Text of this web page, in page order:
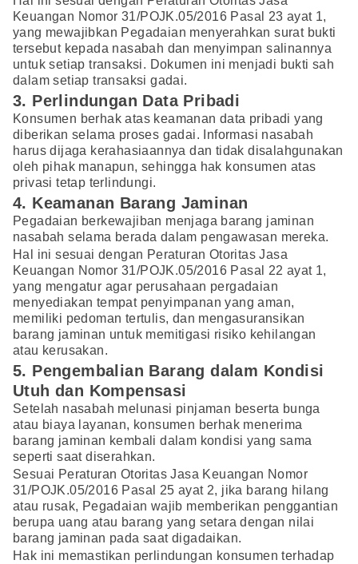
Keuangan Nomor 31/POJK.05/2016 Pasal 23 ayat 1,
yang mewajibkan Pegadaian menyerahkan surat bukti
tersebut kepada nasabah dan menyimpan salinannya
untuk setiap transaksi. Dokumen ini menjadi bukti sah
dalam setiap transaksi gadai.
3. Perlindungan Data Pribadi
Konsumen berhak atas keamanan data pribadi yang
diberikan selama proses gadai. Informasi nasabah
harus dijaga kerahasiaannya dan tidak disalahgunakan
oleh pihak manapun, sehingga hak konsumen atas
privasi tetap terlindungi.
4. Keamanan Barang Jaminan
Pegadaian berkewajiban menjaga barang jaminan
nasabah selama berada dalam pengawasan mereka.
Hal ini sesuai dengan Peraturan Otoritas Jasa
Keuangan Nomor 31/POJK.05/2016 Pasal 22 ayat 1,
yang mengatur agar perusahaan pergadaian
menyediakan tempat penyimpanan yang aman,
memiliki pedoman tertulis, dan mengasuransikan
barang jaminan untuk memitigasi risiko kehilangan
atau kerusakan.
5. Pengembalian Barang dalam Kondisi
Utuh dan Kompensasi
Setelah nasabah melunasi pinjaman beserta bunga
atau biaya layanan, konsumen berhak menerima
barang jaminan kembali dalam kondisi yang sama
seperti saat diserahkan.
Sesuai Peraturan Otoritas Jasa Keuangan Nomor
31/POJK.05/2016 Pasal 25 ayat 2, jika barang hilang
atau rusak, Pegadaian wajib memberikan penggantian
berupa uang atau barang yang setara dengan nilai
barang jaminan pada saat digadaikan.
Hak ini memastikan perlindungan konsumen terhadap